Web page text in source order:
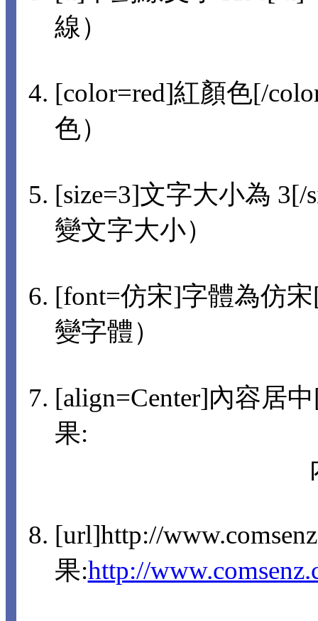
線）
[color=red]紅顏色[/
色）
[size=3]文字大小為
變文字大小）
[font=仿宋]字體為仿
變字體）
[align=Center]內容居
果:
[url]http://
果:http://